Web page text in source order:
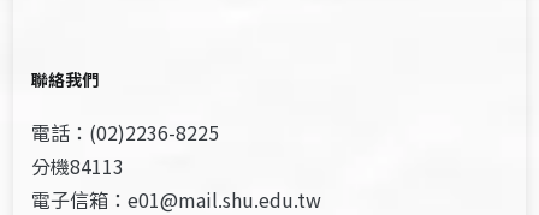
聯絡我們
電話：(02)2236-8225
分機84113
電子信箱：e01@mail.shu.edu.tw